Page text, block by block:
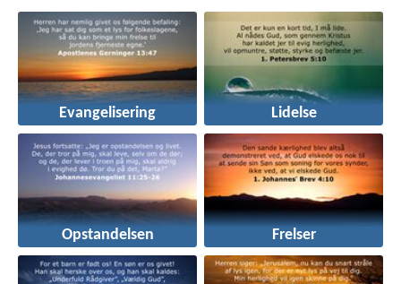
Evangelisering Lidelse
Opstandelsen Frelser